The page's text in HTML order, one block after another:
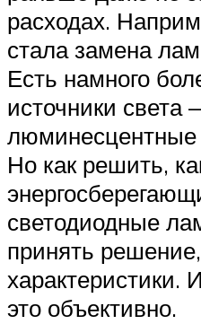
расходах.
стала замена
Есть намного
источники света
люминесцентные
Но как решить,
светодиодные
принять
характеристики.
это объективно.